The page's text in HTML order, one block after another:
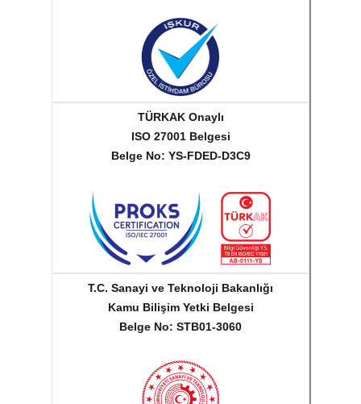
TÜRKAK Onaylı
ISO 27001 Belgesi
Belge No: YS-FDED-D3C9
T.C. Sanayi ve Teknoloji Bakanlığı
Kamu Bilişim Yetki Belgesi
Belge No: STB01-3060